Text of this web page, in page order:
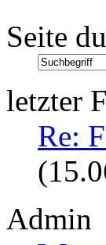
Seite
letzter
Re:
Admin